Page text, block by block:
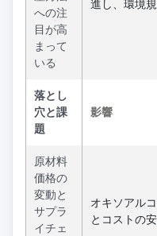
への注
目が高
まって
いる
進し、環境
落とし
穴と課
題
影響
原材料
価格の
変動と
サプラ
イチェ
オキソアル
とコストの